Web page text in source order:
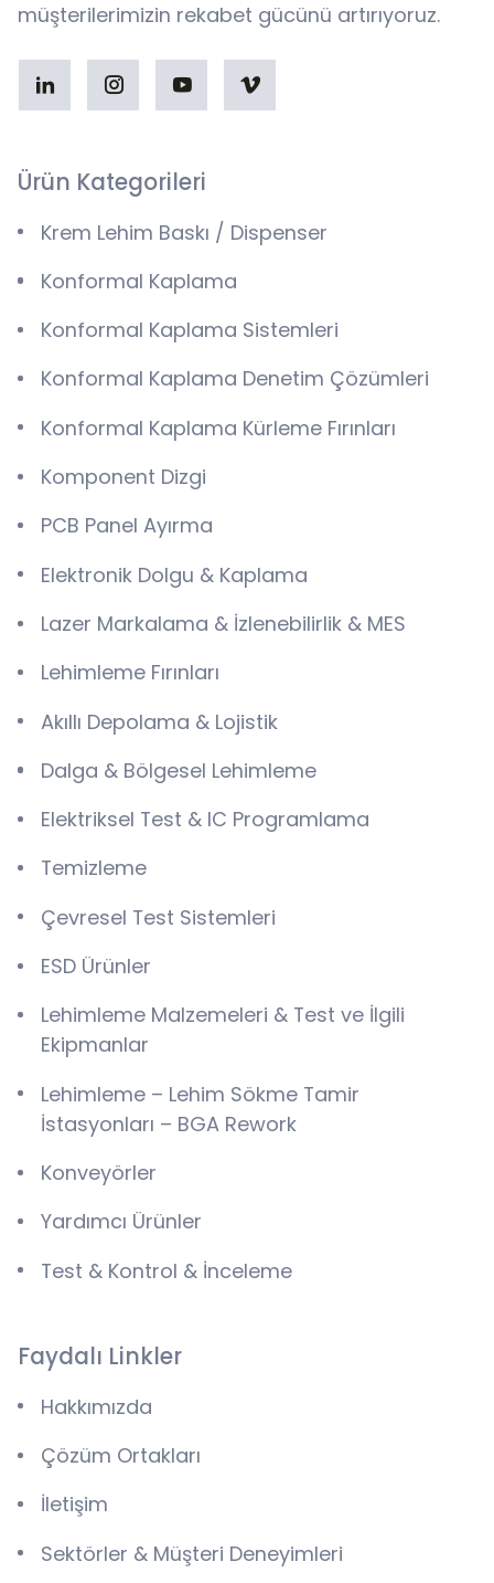
müşterilerimizin rekabet gücünü artırıyoruz.
Ürün Kategorileri
Krem Lehim Baskı / Dispenser
Konformal Kaplama
Konformal Kaplama Sistemleri
Konformal Kaplama Denetim Çözümleri
Konformal Kaplama Kürleme Fırınları
Komponent Dizgi
PCB Panel Ayırma
Elektronik Dolgu & Kaplama
Lazer Markalama & İzlenebilirlik & MES
Lehimleme Fırınları
Akıllı Depolama & Lojistik
Dalga & Bölgesel Lehimleme
Elektriksel Test & IC Programlama
Temizleme
Çevresel Test Sistemleri
ESD Ürünler
Lehimleme Malzemeleri & Test ve İlgili
Ekipmanlar
Lehimleme – Lehim Sökme Tamir
İstasyonları – BGA Rework
Konveyörler
Yardımcı Ürünler
Test & Kontrol & İnceleme
Faydalı Linkler
Hakkımızda
Çözüm Ortakları
İletişim
Sektörler & Müşteri Deneyimleri